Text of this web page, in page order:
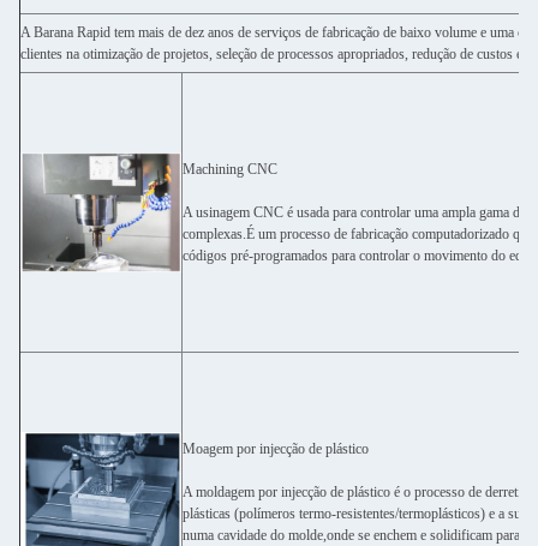
A Barana Rapid tem mais de dez anos de serviços de fabricação de baixo volume e uma
clientes na otimização de projetos, seleção de processos apropriados, redução de custos e
Machining CNC
A usinagem CNC é usada para controlar uma ampla gama de
complexas.É um processo de fabricação computadorizado que
códigos pré-programados para controlar o movimento do
Moagem por injecção de plástico
A moldagem por injecção de plástico é o processo de
plásticas (polímeros termo-resistentes/termoplásticos) e a sua
numa cavidade do molde,onde se enchem e solidificam para